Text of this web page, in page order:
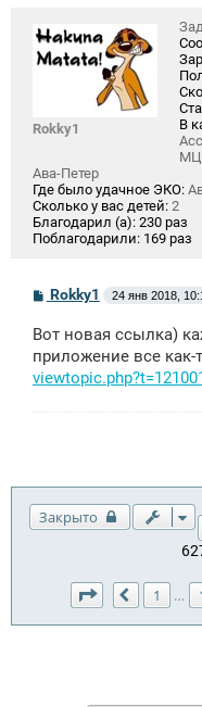
Rokky1
В
Ава-Петер
Где было удачное ЭКО:
Сколько у вас детей: 2
Благодарил (а): 230 раз
Поблагодарили: 169 раз
С
о
б
щ
е
н
Rokky1 24 янв 2018,
Вот новая ссылка)
приложение все как-
Закрыто
Страница 180
Пред.
1 …